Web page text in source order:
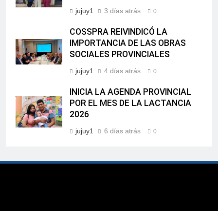
jujuy1 3 días atrás 0
COSSPRA REIVINDICÓ LA
IMPORTANCIA DE LAS OBRAS
SOCIALES PROVINCIALES
jujuy1 4 días atrás 0
INICIA LA AGENDA PROVINCIAL
POR EL MES DE LA LACTANCIA
2026
jujuy1 6 días atrás 0